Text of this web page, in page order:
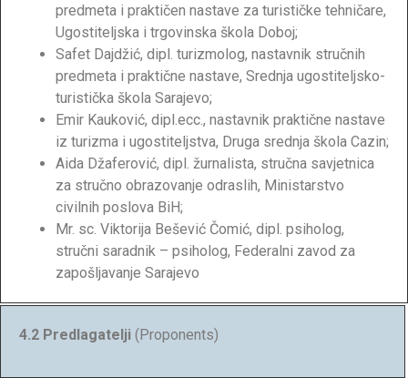
predmeta i praktičen nastave za turističke tehničare,
Ugostiteljska i trgovinska škola Doboj;
Safet Dajdžić, dipl. turizmolog, nastavnik stručnih
predmeta i praktične nastave, Srednja ugostiteljsko-
turistička škola Sarajevo;
Emir Kauković, dipl.ecc., nastavnik praktične nastave
iz turizma i ugostiteljstva, Druga srednja škola Cazin;
Aida Džaferović, dipl. žurnalista, stručna savjetnica
za stručno obrazovanje odraslih, Ministarstvo
civilnih poslova BiH;
Mr. sc. Viktorija Bešević Čomić, dipl. psiholog,
stručni saradnik – psiholog, Federalni zavod za
zapošljavanje Sarajevo
4.2 Predlagatelji (Proponents)